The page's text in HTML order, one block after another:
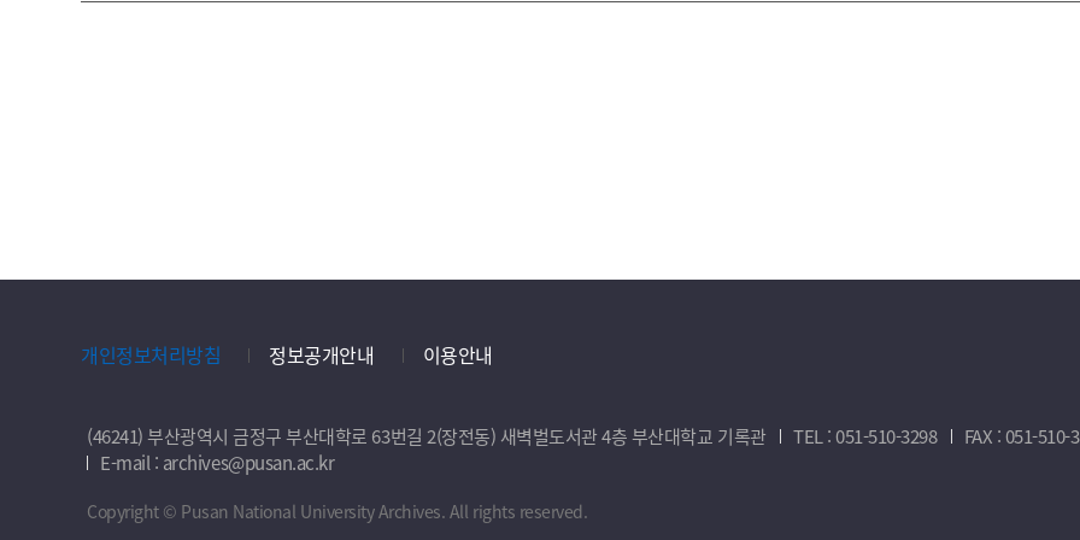
개인정보처리방침 정보공개안내 이용안내
(46241) 부산광역시 금정구 부산대학로 63번길 2(장전동) 새벽벌도서관 4층 부산대학교 기록관 TEL : 051-510-3298
FAX : 051-510-
E-mail : archives@pusan.ac.kr
Copyright © Pusan National University Archives. All rights reserved.